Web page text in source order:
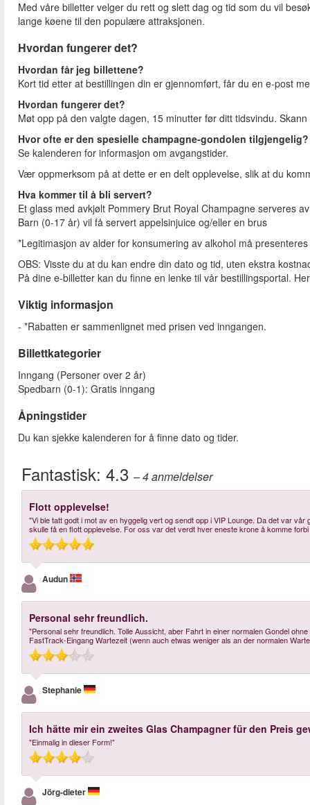
Med våre billetter velger du rett og slett dag og tid som du vil
lange køene til den populære attraksjonen.
Hvordan fungerer det?
Hvordan får jeg billettene?
Kort tid etter at bestillingen din er gjennomført, får du en e-post
Hvordan fungerer det?
Møt opp på den valgte dagen, 15 minutter før ditt tidsvindu.
Hvor ofte er den spesielle champagne-gondolen tilgjengelig?
Se kalenderen for informasjon om avgangstider.
Vær oppmerksom på at dette er en delt opplevelse, slik at du
Hva kommer til å bli servert?
Et glass med avkjølt Pommery Brut Royal Champagne serveres
Barn (0-17 år) vil få servert appelsinjuice og/eller en brus
*Legitimasjon av alder for konsumering av alkohol må
OBS: Visste du at du kan endre din dato og tid, uten ekstra
På dine e-billetter kan du finne en lenke til vår bestillingsportal.
Viktig informasjon
- *Rabatten er sammenlignet med prisen ved inngangen.
Billettkategorier
Inngang (Personer over 2 år)
Spedbarn (0-1): Gratis inngang
Åpningstider
Du kan sjekke kalenderen for å finne dato og tider.
Fantastisk: 4.3 – 4anmeldelser
Flott opplevelse!
"Vi ble tatt godt i mot av en hyggelig vert og sendt opp i VIP Lounge. Da det var
skulle få en flott opplevelse. For oss var det verdt hver eneste krone å komme
Audun
Personal sehr freundlich.
"Personal sehr freundlich. Tolle Aussicht, aber Fahrt in einer normalen Gondel
FastTrack-Eingang Wartezeit (wenn auch etwas weniger als an der normalen
Stephanie
Ich hätte mir ein zweites Glas Champagner für den Preis
"Einmalig in dieser Form!"
Jörg-dieter